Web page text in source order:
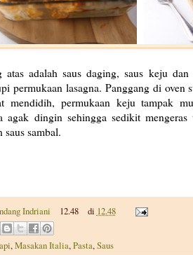
atas adalah saus daging, saus keju
permukaan lasagna. Panggang di oven
mendidih, permukaan keju tampak
agak dingin sehingga sedikit
saus sambal.
Indriani 12.48 di 12.48
,Masakan Italia,Pasta,Saus